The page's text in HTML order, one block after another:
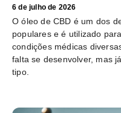
6 de julho de 2026
O óleo de CBD é um dos
populares e é utilizado
condições médicas
falta se desenvolver, mas
tipo.